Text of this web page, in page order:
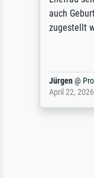
auch
zugestellt
Jürgen@
April 22, 2026